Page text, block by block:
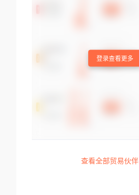
登录查看更多
查看全部贸易伙伴